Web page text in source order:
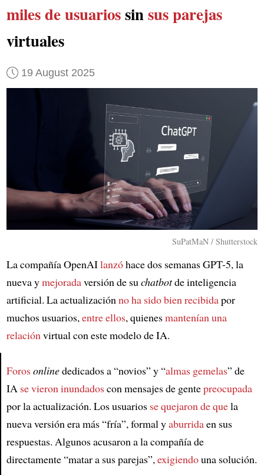
Article
miles de usuariossinsus parejas
virtuales
19 August 2025
SuPatMaN / Shutterstock
La compañía OpenAIlanzóhace dos semanas GPT-5, la
nueva ymejoradaversión de su chatbotde inteligencia
artificial. La actualización no ha sido bien recibidapor
muchos usuarios, entre ellos, quienesmantenían una
relación virtual con este modelo de IA.
Forosonlinededicados a “novios” y “almas gemelas” de
IA se vieron inundadoscon mensajes de gentepreocupada
por la actualización. Los usuarios se quejaron de quela
nueva versión era más “fría”, formal yaburridaen sus
respuestas. Algunos acusaron a la compañía de
directamente “matar a sus parejas”, exigiendouna solución.